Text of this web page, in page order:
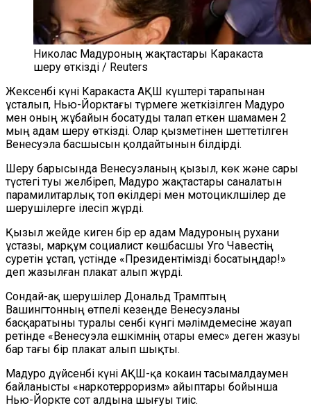
Николас Мадуроның жақтастары Каракаста
шеру өткізді / Reuters
Жексенбі күні Каракаста АҚШ күштері тарапынан
ұсталып, Нью-Йорктағы түрмеге жеткізілген Мадуро
мен оның жұбайын босатуды талап еткен шамамен 2
мың адам шеру өткізді. Олар қызметінен шеттетілген
Венесуэла басшысын қолдайтынын білдірді.
Шеру барысында Венесуэланың қызыл, көк және сары
түстегі туы желбіреп, Мадуро жақтастары саналатын
парамилитарлық топ өкілдері мен мотоциклшілер де
шерушілерге ілесіп жүрді.
Қызыл жейде киген бір ер адам Мадуроның рухани
ұстазы, марқұм социалист көшбасшы Уго Чавестің
суретін ұстап, үстінде «Президентімізді босатыңдар!»
деп жазылған плакат алып жүрді.
Сондай-ақ шерушілер Дональд Трамптың
Вашингтонның өтпелі кезеңде Венесуэланы
басқаратыны туралы сенбі күнгі мәлімдемесіне жауап
ретінде «Венесуэла ешкімнің отары емес» деген жазуы
бар тағы бір плакат алып шықты.
Мадуро дүйсенбі күні АҚШ-қа кокаин тасымалдаумен
байланысты «наркотерроризм» айыптары бойынша
Нью-Йоркте сот алдына шығуы тиіс.